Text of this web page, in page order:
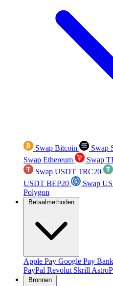
Swap Bitcoin Swap
Swap Ethereum
Swap
Swap USDT TRC20
USDT BEP20
Swap
Polygon
Betaalmethoden
Apple Pay Google Pay
PayPal Revolut Skrill
Bronnen